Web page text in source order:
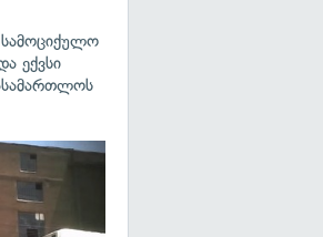
ექვსი